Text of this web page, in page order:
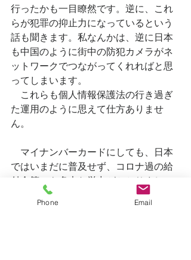
行ったかも一目瞭然です。逆に、これ
らが犯罪の抑止力になっているという
話も聞きます。私なんかは、逆に日本
も中国のように街中の防犯カメラがネ
ットワークでつながってくれればと思
ってしまいます。
これらも個人情報保護法の行き過ぎ
た運用のように思えて仕方ありませ
ん。
マイナンバーカードにしても、日本
ではいまだに普及せず、コロナ過の給
付金等にも多大な労力がかかりまし
た。一方外国では、翌日には入金が完
Phone Email